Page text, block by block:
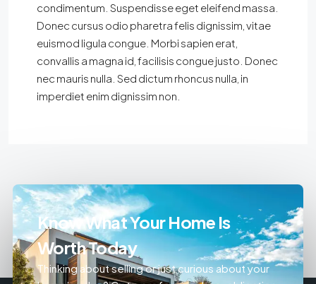
condimentum. Suspendisse eget eleifend massa.
Donec cursus odio pharetra felis dignissim, vitae
euismod ligula congue. Morbi sapien erat,
convallis a magna id, facilisis congue justo. Donec
nec mauris nulla. Sed dictum rhoncus nulla, in
imperdiet enim dignissim non.
Know What Your Home Is
Worth Today
Thinking about selling or just curious about your